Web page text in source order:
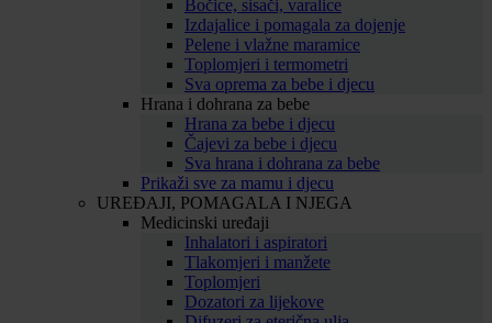
Bočice, sisači, varalice
Izdajalice i pomagala za dojenje
Pelene i vlažne maramice
Toplomjeri i termometri
Sva oprema za bebe i djecu
Hrana i dohrana za bebe
Hrana za bebe i djecu
Čajevi za bebe i djecu
Sva hrana i dohrana za bebe
Prikaži sve za mamu i djecu
UREĐAJI, POMAGALA I NJEGA
Medicinski uređaji
Inhalatori i aspiratori
Tlakomjeri i manžete
Toplomjeri
Dozatori za lijekove